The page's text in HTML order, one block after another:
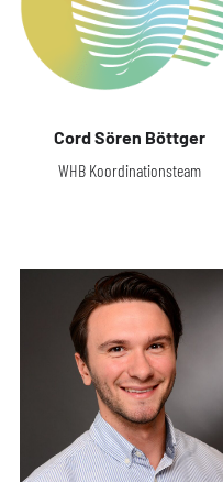
Cord Sören Böttger
WHB Koordinationsteam